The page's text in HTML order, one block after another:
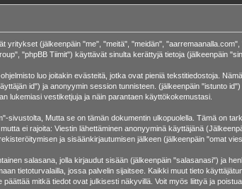
(jälkeenpäin "me", "meitä", "meidän",
"phpBB Tiimit") käyttävät sinulta kerättyjä tietoja (jälkeenpäin
luo joitakin evästeitä, jotka ovat pieniä tekstitiedostoja.
id") ja anonyymin session tunnisteen. (jälkeenpäin "istunto
lukemiasi vestiketjuja ja näin parantaen käyttökokemustasi.
Mutta se on tämän dokumentin ulkopuolella. Tämä on
ei rajoita: Viestin lähettäminen anonyyminä käyttäjänä
ja sisäänkirjautumisen jälkeen (jälkeenpäin "omat
salasana, jolla kirjaudut sisään (jälkeenpäin "salasanasi") ja
tietoturvalailla, jossa palvelin sijaitsee. Kaikki muut tieto
mitkä tiedot ovat julkisesti näkyvillä. Voit myös liittyä ja